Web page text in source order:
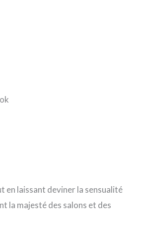
en laissant deviner la sensualité
la majesté des salons et des